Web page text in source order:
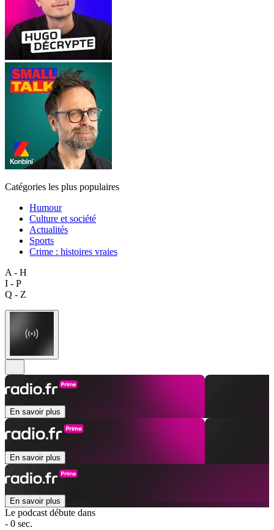
Catégories les plus populaires
Humour
Culture et société
Actualités
Sports
Crime : histoires vraies
A - H
I - P
Q - Z
En savoir plus
En savoir plus
En savoir plus
Le podcast débute dans
- 0 sec.